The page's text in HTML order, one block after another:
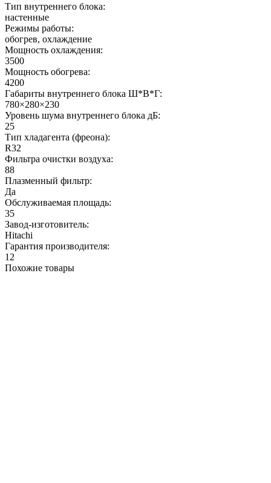
Тип внутреннего блока:
настенные
Режимы работы:
обогрев, охлаждение
Мощность охлаждения:
3500
Мощность обогрева:
4200
Габариты внутреннего блока Ш*В*Г:
780×280×230
Уровень шума внутреннего блока дБ:
25
Тип хладагента (фреона):
R32
Фильтра очистки воздуха:
88
Плазменный фильтр:
Да
Обслуживаемая площадь:
35
Завод-изготовитель:
Hitachi
Гарантия производителя:
12
Похожие товары